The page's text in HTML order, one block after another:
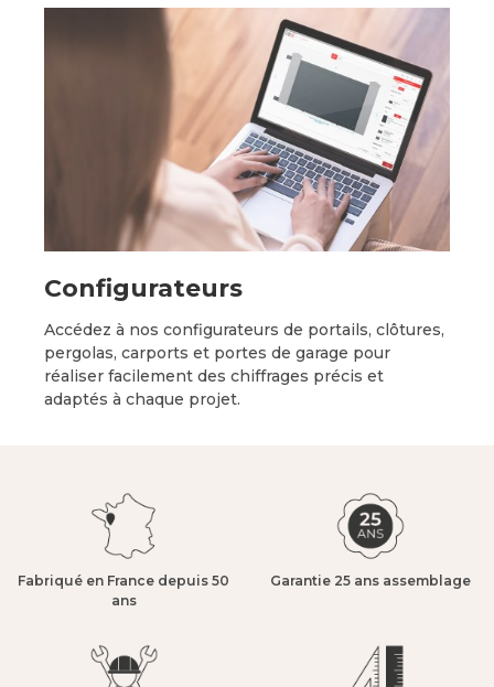
Configurateurs
Accédez à nos configurateurs de portails, clôtures,
pergolas, carports et portes de garage pour
réaliser facilement des chiffrages précis et
adaptés à chaque projet.
Fabriqué en France depuis 50
ans​
Garantie 25 ans assemblage​